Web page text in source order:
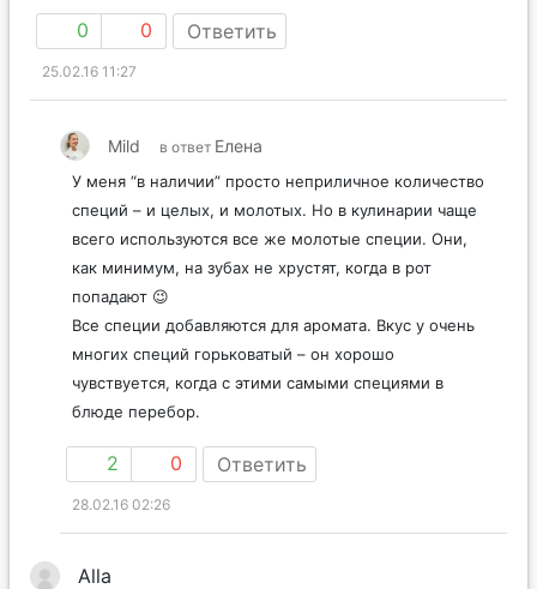
0 0 Ответить
25.02.16 11:27
Mild в ответ Елена
У меня “в наличии” просто неприличное количество
специй – и целых, и молотых. Но в кулинарии чаще
всего используются все же молотые специи. Они,
как минимум, на зубах не хрустят, когда в рот
попадают 😉
Все специи добавляются для аромата. Вкус у очень
многих специй горьковатый – он хорошо
чувствуется, когда с этими самыми специями в
блюде перебор.
2 0 Ответить
28.02.16 02:26
Alla